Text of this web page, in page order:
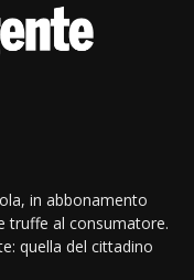
in abbonamento
truffe al consumatore.
quella del cittadino